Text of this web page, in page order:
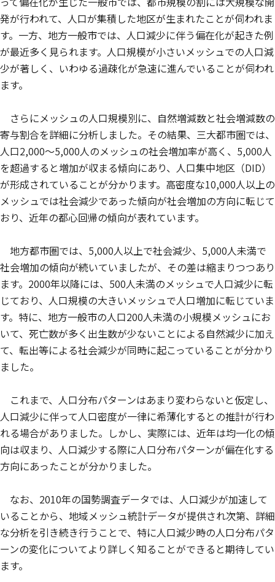
発が行われて、人口が集積した地区が生まれたことが伺われま
す。一方、地方一般市では、人口減少に伴う偏在化が起きた例
が最近多く見られます。人口規模が小さいメッシュでの人口減
少が著しく、いわゆる過疎化が急速に進んでいることが伺われ
ます。
さらにメッシュの人口規模別に、自然増減数と社会増減数の
寄与割合を詳細に分析しました。その結果、三大都市圏では、
人口2,000～5,000人のメッシュの社会増加率が高く、5,000人
を超過すると増加が収まる傾向にあり、人口集中地区（DID）
が形成されていることが分かります。高密度な10,000人以上の
メッシュでは社会減少であった傾向が社会増加の方向に転じて
おり、近年の都心回帰の傾向が表れています。
地方都市圏では、5,000人以上で社会減少、5,000人未満で
社会増加の傾向が続いていましたが、その差は縮まりつつあり
ます。2000年以降には、500人未満のメッシュで人口減少に転
じており、人口規模の大きいメッシュで人口増加に転じていま
す。特に、地方一般市の人口200人未満の小規模メッシュにお
いて、死亡数が多く出生数が少ないことによる自然減少に加え
て、転出等による社会減少が同時に起こっていることが分かり
ました。
これまで、人口分布パターンはあまり変わらないと仮定し、
人口減少に伴って人口密度が一律に希薄化するとの推計が行わ
れる場合がありました。しかし、実際には、近年は均一化の傾
向は収まり、人口減少する際に人口分布パターンが偏在化する
方向にあったことが分かりました。
なお、2010年の国勢調査データでは、人口減少が加速して
いることから、地域メッシュ統計データが提供され次第、詳細
な分析を引き続き行うことで、特に人口減少時の人口分布パタ
ーンの変化についてより詳しく知ることができると期待してい
ます。